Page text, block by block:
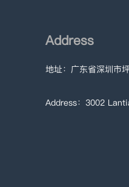
Address
地址：广东省深圳市
Address：3002